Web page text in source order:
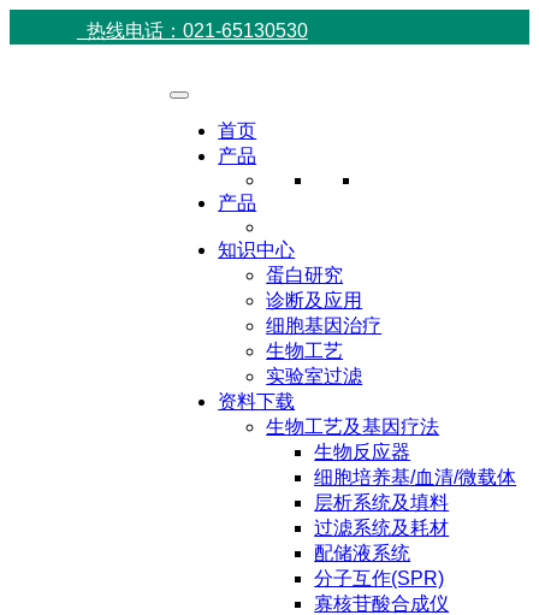
热线电话：021-65130530
首页
产品
产品
知识中心
蛋白研究
诊断及应用
细胞基因治疗
生物工艺
实验室过滤
资料下载
生物工艺及基因疗法
生物反应器
细胞培养基/血清/微载体
层析系统及填料
过滤系统及耗材
配储液系统
分子互作(SPR)
寡核苷酸合成仪